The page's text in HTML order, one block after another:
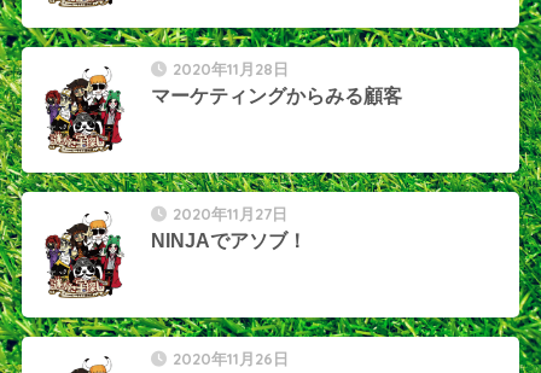
2020年11月28日
マーケティングからみる顧客
2020年11月27日
NINJAでアソブ！
2020年11月26日